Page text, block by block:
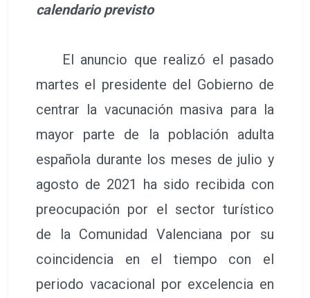
calendario previsto
El anuncio que realizó el pasado
martes el presidente del Gobierno de
centrar la vacunación masiva para la
mayor parte de la población adulta
española durante los meses de julio y
agosto de 2021 ha sido recibida con
preocupación por el sector turístico
de la Comunidad Valenciana por su
coincidencia en el tiempo con el
periodo vacacional por excelencia en